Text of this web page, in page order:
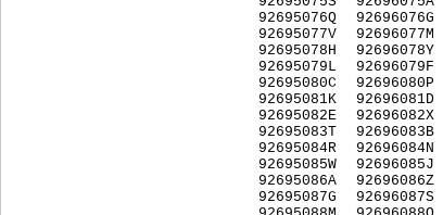
92695076Q
92695077V
92695078H
92695079L
92695080C
92695081K
92695082E
92695083T
92695084R
92695085W
92695086A
92695087G
92696076G
92696077M
92696078Y
92696079F
92696080P
92696081D
92696082X
92696083B
92696084N
92696085J
92696086Z
92696087S